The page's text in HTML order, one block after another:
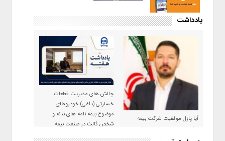
یادداشت
آیا پازل موفقیت شرکت بیمه
حکمت صبا در سال ۱۴۰۵ کامل می
شود؟!
چالش های مدیریت قطعات
خسارتی (داغی) خودروهای
موضوع بیمه نامه های بدنه و
شخص ثالث در صنعت بیمه